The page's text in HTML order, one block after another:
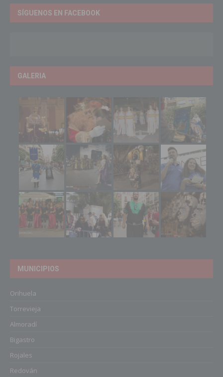
SÍGUENOS EN FACEBOOK
GALERIA
MUNICIPIOS
Orihuela
Torrevieja
Almoradí
Bigastro
Rojales
Redován